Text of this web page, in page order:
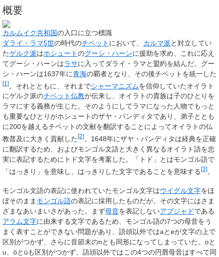
概要
カルムイク共和国の入口に立つ標識
ダライ・ラマ5世の時代のチベット において、 カルマ派と対立してい
たゲルク派はホシュートのグーシ・ハーンに援助を求め、これに応え
てグーシ・ハーンはラサに入ってダライ・ラマと盟約を結んだ。グー
シ・ハーンは1637年に青海の覇者となり、その後チベットを統一した
[1]。それとともに、それまでシャーマニズムを信仰していたオイラト
にゲルク派のチベット仏教が伝来し、オイラトの貴族は子のひとりを
ラマにする義務が生じた。そのようにしてラマになった人物でもっと
も重要なひとりがホシュートのザヤ・パンディタであり、弟子ととも
に200を越えるチベットの文献を翻訳することによってオイラトの仏
教普及に大きく貢献した [2] 。1648年にザヤ・パンディタは経典を正確
に翻訳するため、およびモンゴル文語と大きく異なるオイラト語を忠
実に表記するためにトド文字を考案した。「トド」とはモンゴル語で
「はっきり」を意味し、はっきりした文字であることを意味する [3] 。
モンゴル文語の表記に使われていたモンゴル文字はウイグル文字をほ
ぼそのまま モンゴル語の表記に採用したものだが、その文字にはさま
ざまなあいまいさがあった。まず母音を表記しないアブジャドである
アラム文字に由来する文字であるため、モンゴル語の7つの母音をう
まく表すことができない問題があり、語頭以外ではaとeが文字の上で
区別がつかず、さらに音節末のnとも同形になってしまっていた。oと
u、öとüも区別がつかず、語頭以外ではこの4つの円唇母音はすべて同